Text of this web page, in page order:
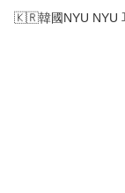
🇰🇷韓國NYU NYU